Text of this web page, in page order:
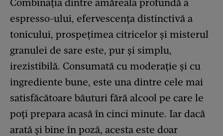
Combinația dintre amăreala profundă a
espresso-ului, efervescența distinctivă a
tonicului, prospețimea citricelor și misterul
granulei de sare este, pur și simplu,
irezistibilă. Consumată cu moderație și cu
ingrediente bune, este una dintre cele mai
satisfăcătoare băuturi fără alcool pe care le
poți prepara acasă în cinci minute. Iar dacă
arată și bine în poză, acesta este doar